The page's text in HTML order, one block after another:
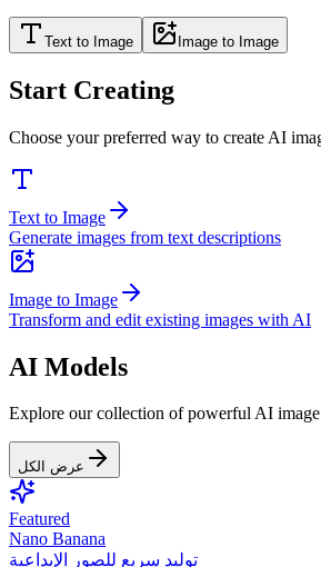
Text to Image Image to Image
Start Creating
Choose your preferred way to create AI
Text to Image
Generate images from text descriptions
Image to Image
Transform and edit existing images with AI
AI Models
Explore our collection of powerful AI image
عرض الكل
Featured
Nano Banana
توليد سريع للصور الإبداعية